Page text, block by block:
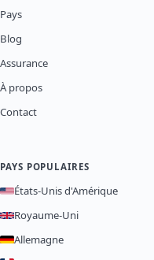
Pays
Blog
Assurance
À propos
Contact
PAYS POPULAIRES
États-Unis d'Amérique
Royaume-Uni
Allemagne